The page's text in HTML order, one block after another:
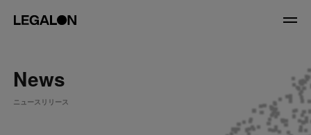
About
News
ニュースリリース